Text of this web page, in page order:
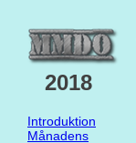
2018
Introduktion
Månadens